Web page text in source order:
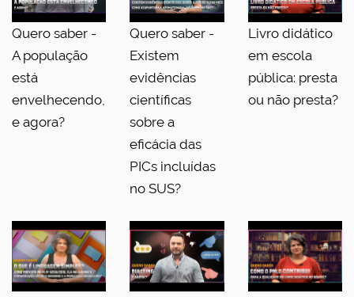
Quero saber -
A população
está
envelhecendo,
e agora?
Quero saber -
Existem
evidências
científicas
sobre a
eficácia das
PICs incluídas
no SUS?
Livro didático
em escola
pública: presta
ou não presta?